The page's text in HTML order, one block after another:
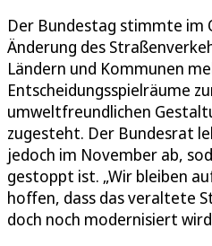
Der Bundestag stimmte im
Änderung des
Ländern und Kommunen
Entscheidungsspielräume
umweltfreundlichen
zugesteht. Der Bundesrat
jedoch im November ab,
gestoppt ist. „Wir bleiben
hoffen, dass das veraltete
doch noch modernisiert